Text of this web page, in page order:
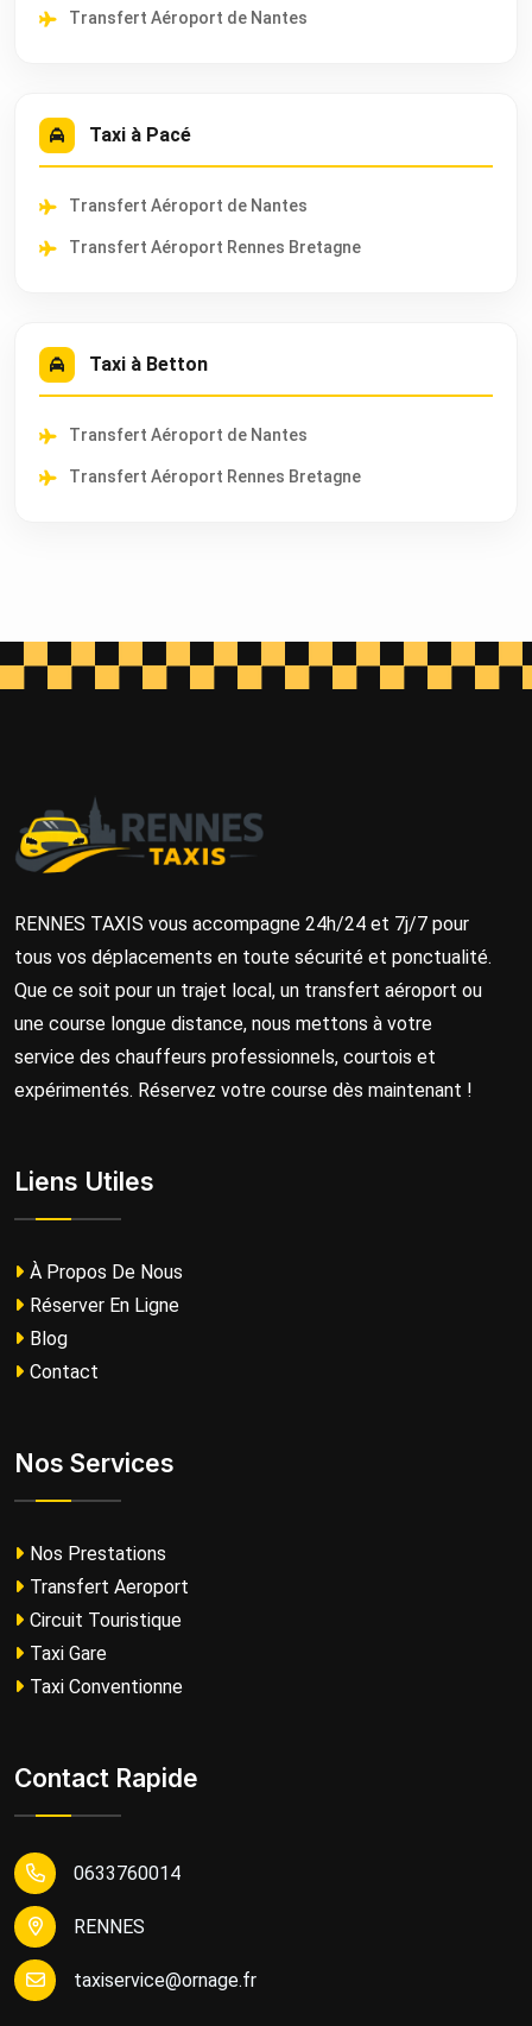
Transfert Aéroport de Nantes
Taxi à Pacé
Transfert Aéroport de Nantes
Transfert Aéroport Rennes Bretagne
Taxi à Betton
Transfert Aéroport de Nantes
Transfert Aéroport Rennes Bretagne
RENNES TAXIS vous accompagne 24h/24 et 7j/7 pour
tous vos déplacements en toute sécurité et ponctualité.
Que ce soit pour un trajet local, un transfert aéroport ou
une course longue distance, nous mettons à votre
service des chauffeurs professionnels, courtois et
expérimentés. Réservez votre course dès maintenant !
Liens Utiles
À Propos De Nous
Réserver En Ligne
Blog
Contact
Nos Services
Nos Prestations
Transfert Aeroport
Circuit Touristique
Taxi Gare
Taxi Conventionne
Contact Rapide
0633760014
RENNES
taxiservice@ornage.fr